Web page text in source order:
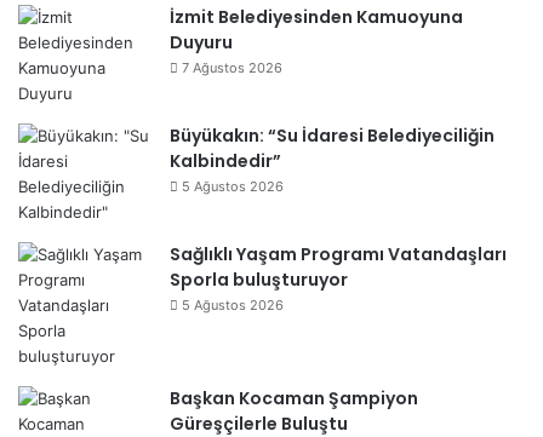
İzmit Belediyesinden Kamuoyuna
Duyuru
7 Ağustos 2026
Büyükakın: “Su İdaresi Belediyeciliğin
Kalbindedir”
5 Ağustos 2026
Sağlıklı Yaşam Programı Vatandaşları
Sporla buluşturuyor
5 Ağustos 2026
Başkan Kocaman Şampiyon
Güreşçilerle Buluştu